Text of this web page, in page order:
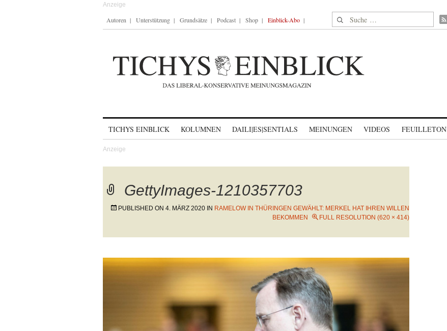
Autoren Unterstützung Grundsätze Podcast Shop Einblick-Abo Suche nach:
TICHYS EINBLICK KOLUMNEN DAILI|ES|SENTIALS MEINUNGEN VIDEOS FEUILLETON
GettyImages-1210357703
PUBLISHED ON 4. MÄRZ 2020 IN RAMELOW IN THÜRINGEN GEWÄHLT: MERKEL HAT IHREN WILLEN
BEKOMMEN
FULL RESOLUTION (620 × 414)